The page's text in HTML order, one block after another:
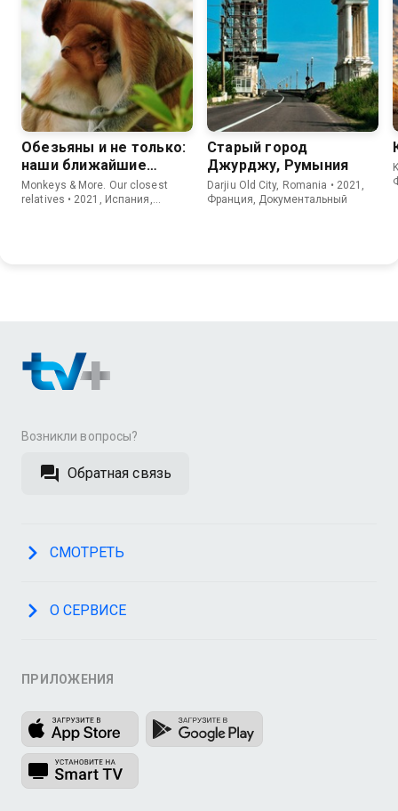
Обезьяны и не только:
наши ближайшие
родственники
Monkeys & More. Our closest
relatives • 2021, Испания,
Старый город
Джурджу, Румыния
Darjiu Old City, Romania • 2021,
Франция, Документальный
Возникли вопросы?
Обратная связь
СМОТРЕТЬ
О СЕРВИСЕ
ПРИЛОЖЕНИЯ